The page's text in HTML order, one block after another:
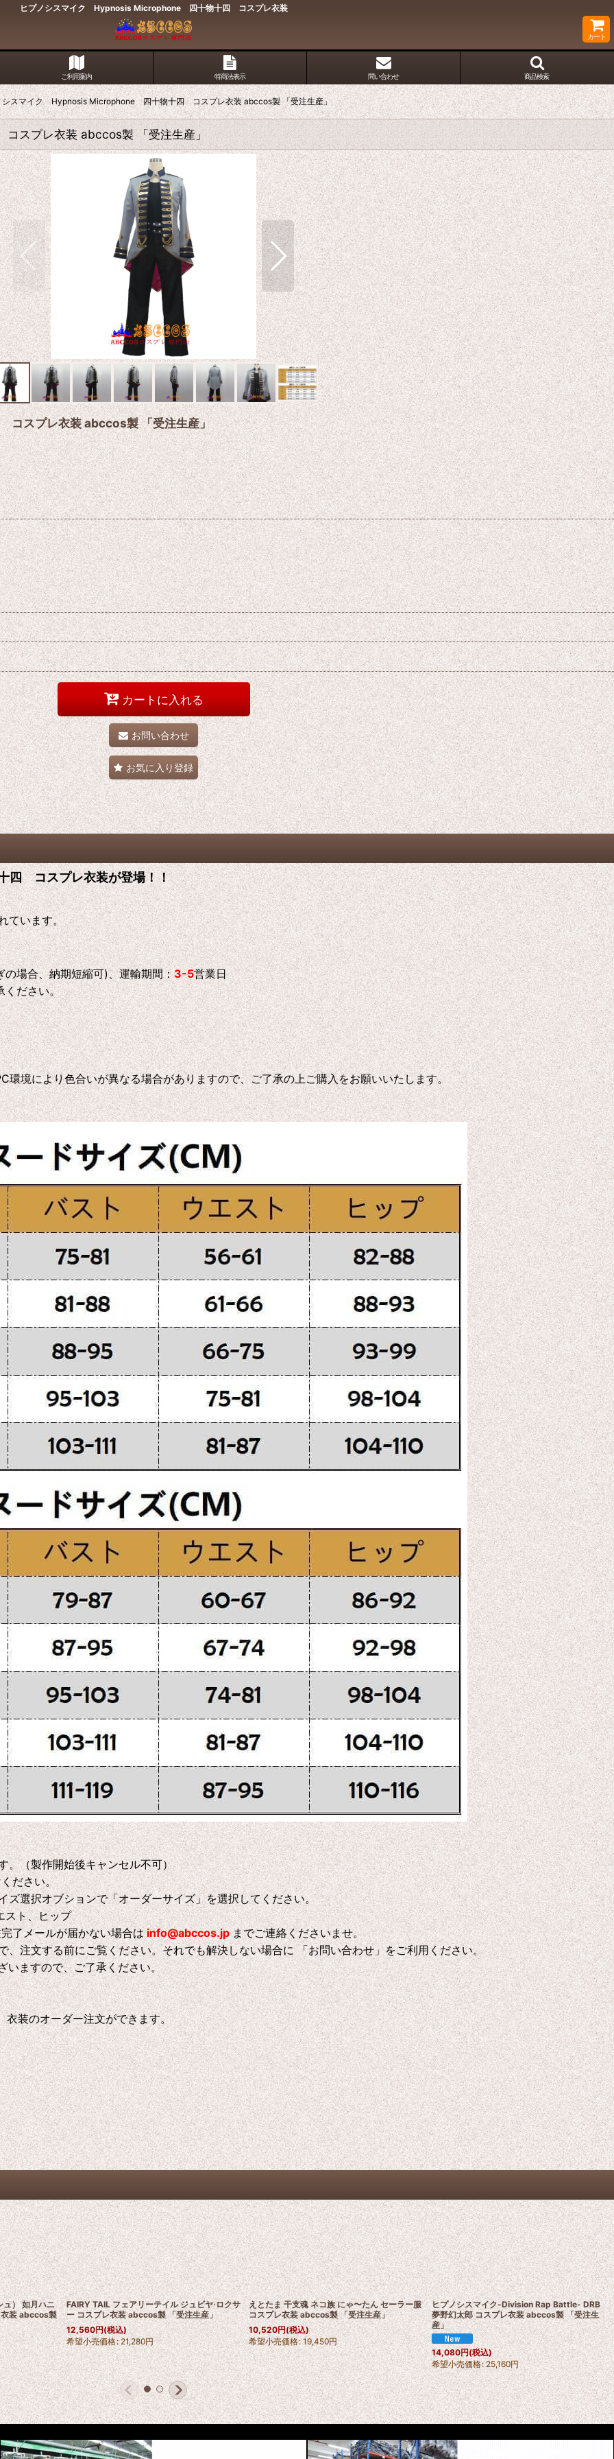
ヒプノシスマイク Hypnosis Microphone 四十物十四 コスプレ衣装
カート
ご利用案内 特商法表示 問い合わせ 商品検索
シスマイク Hypnosis Microphone 四十物十四 コスプレ衣装 abccos製 「受注生産」
スプレ衣装 abccos製 「受注生産」
スプレ衣装 abccos製 「受注生産」
カートに入れる
お問い合わせ
お気に入り登録
コスプレ衣装が登場！！
ています。
の場合、納期短縮可)、運輸期間：3-5営業日
ください。
境により色合いが異なる場合がありますので、ご了承の上ご購入をお願いいたします。
。（製作開始後キャンセル不可）
ださい。
選択オブションで「オーダーサイズ」を選択してください。
スト、ヒップ
了メールが届かない場合はinfo@abccos.jp までご連絡くださいませ。
注文する前にご覧ください。それでも解決しない場合に 「お問い合わせ」をご利用ください。
いますので、ご了承ください。
衣装のオーダー注文ができます。
ュ） 如月ハニ
衣装 abccos製
FAIRY TAIL フェアリーテイル ジュビヤ·ロクサ
ー コスプレ衣装 abccos製 「受注生産」
12,560円(税込)
希望小売価格: 21,280円
えとたま 干支魂 ネコ族 にゃ〜たん セーラー服
コスプレ衣装 abccos製 「受注生産」
10,520円(税込)
希望小売価格: 19,450円
ヒプノシスマイク-Division Rap Battle- DRB
夢野幻太郎 コスプレ衣装 abccos製 「受注生
産」
14,080円(税込)
希望小売価格: 25,160円